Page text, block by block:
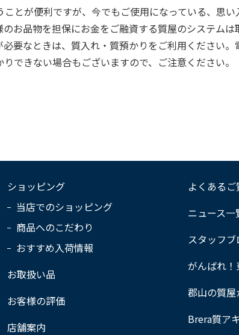
とが便利ですが、今でもご使用になっている、思い
お品物を担保にお金をご融資する質屋のシステムは
要なときは、質入れ・質預かりをご利用ください。
できない場合もございますので、ご注意ください。
ショッピング
当店でのショッピング
商品へのこだわり
おすすめ入荷情報
お取扱い品
お客様の評価
店舗案内
よくあるご
ニュース一
スタッフブ
がんばれ
郡山の質
Brera質ア